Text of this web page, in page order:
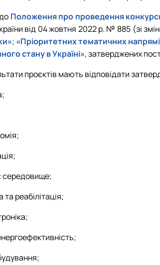
Положення про проведення
від 04 жовтня 2022 р. № 885 (зі
; «Пріоритетних тематичних
стану в Україні», затверджених
проєктів мають відповідати
середовище;
та реабілітація;